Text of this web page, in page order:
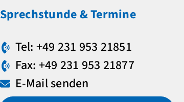
Sprechstunde & Termine
Tel: +49 231 953 21851
Fax: +49 231 953 21877
E-Mail senden